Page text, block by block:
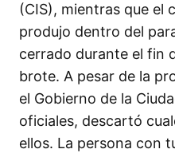
(CIS), mientras que el
produjo dentro del
cerrado durante el fin
brote. A pesar de la
el Gobierno de la
oficiales, descartó
ellos. La persona con